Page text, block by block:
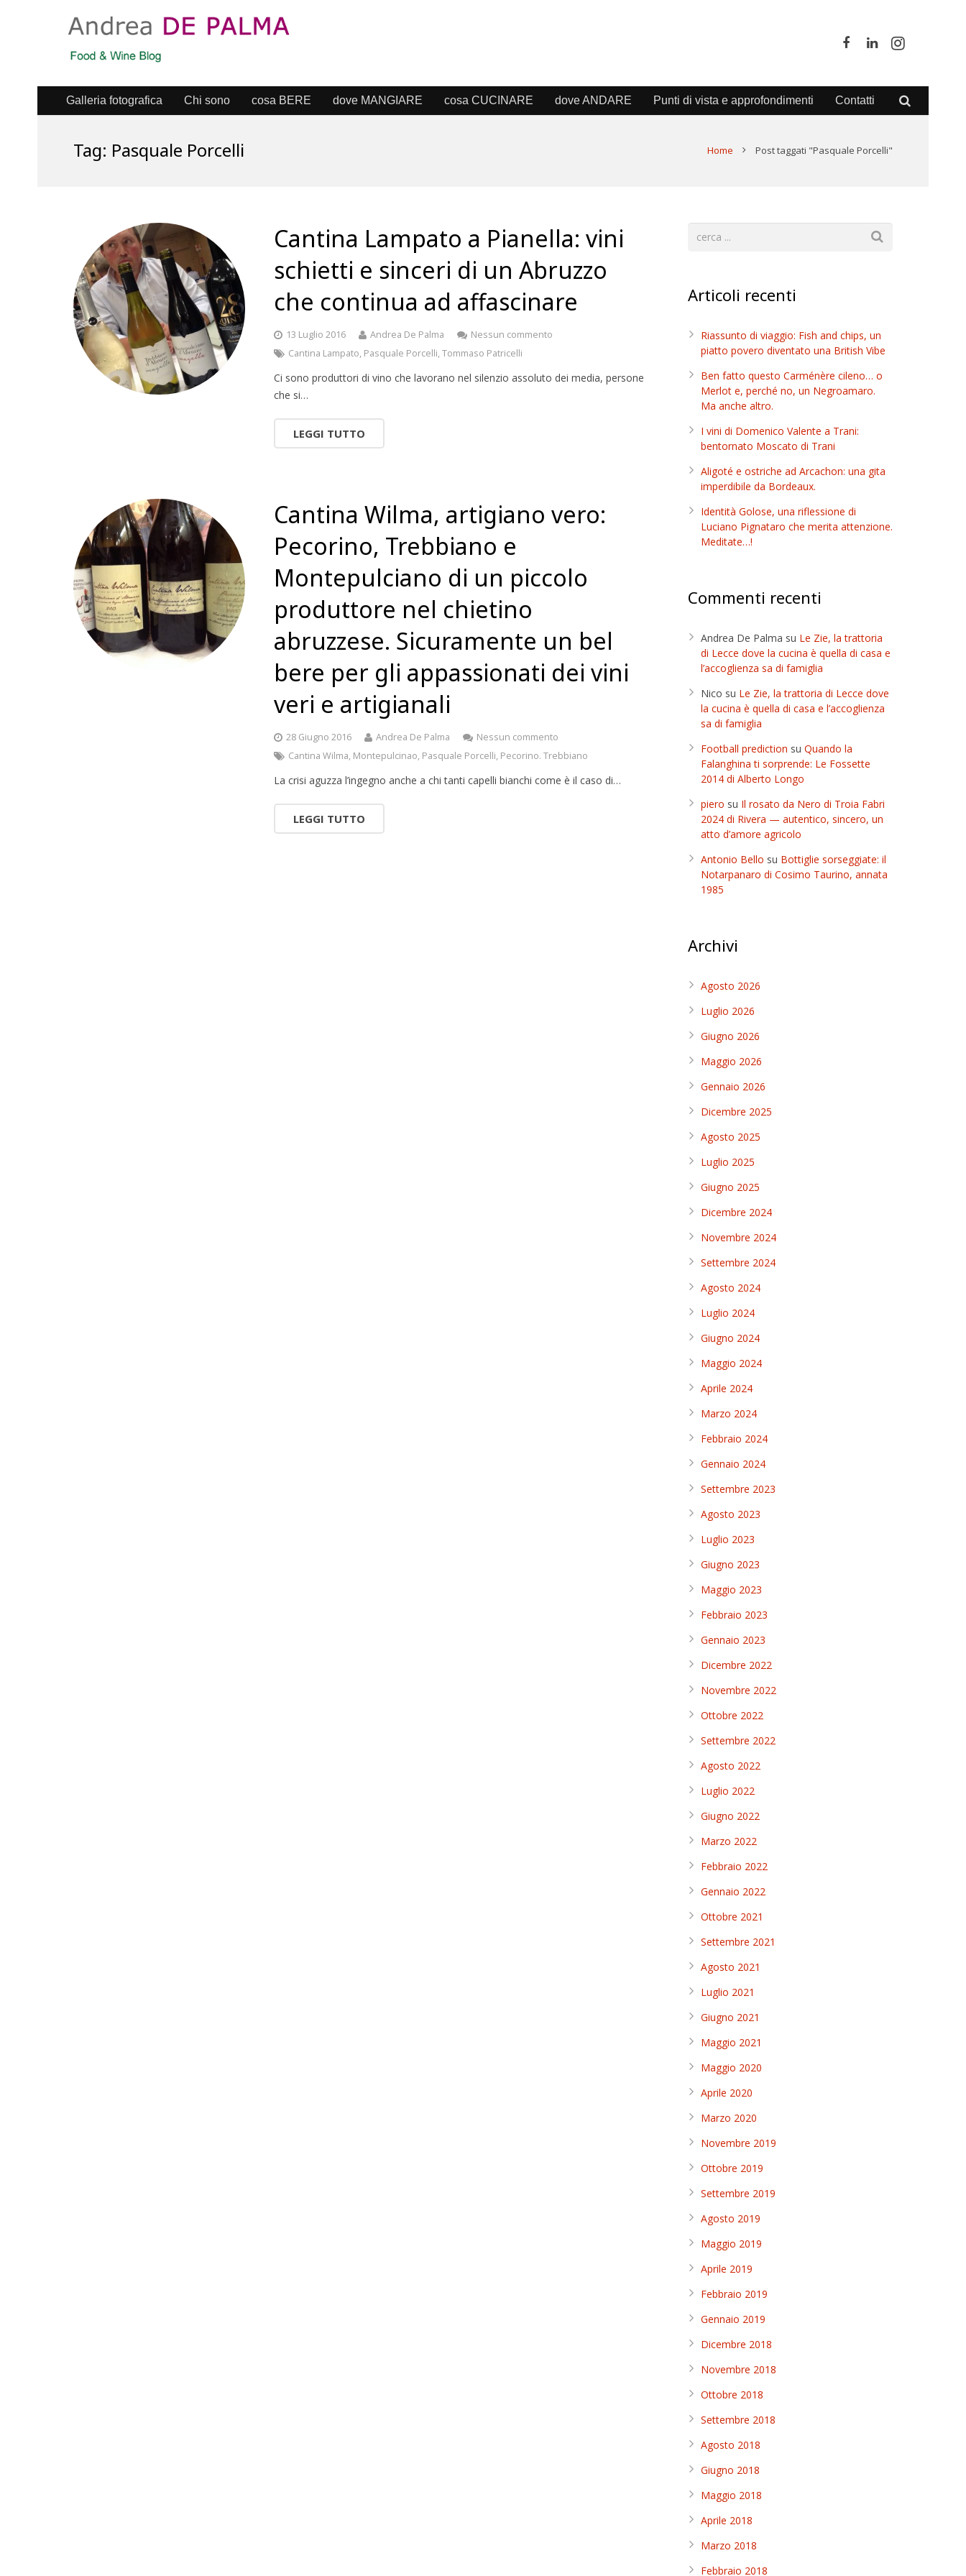
Galleria fotografica Chi sono cosa BERE dove MANGIARE cosa CUCINARE dove ANDARE Punti di vista e approfondimenti Contatti
Tag: Pasquale Porcelli Home Post taggati "Pasquale Porcelli"
Cantina Lampato a Pianella: vini
schietti e sinceri di un Abruzzo
che continua ad affascinare
13 Luglio 2016 Andrea De Palma
Nessun commento
Cantina Lampato, Pasquale Porcelli,Tommaso Patricelli
Ci sono produttori di vino che lavorano nel silenzio assoluto dei media, persone
che si…
LEGGI TUTTO
Cantina Wilma, artigiano vero:
Pecorino, Trebbiano e
Montepulciano di un piccolo
produttore nel chietino
abruzzese. Sicuramente un bel
bere per gli appassionati dei vini
veri e artigianali
28 Giugno 2016 Andrea De Palma
Nessun commento
Cantina Wilma, Montepulcinao, Pasquale Porcelli, Pecorino. Trebbiano
La crisi aguzza l’ingegno anche a chi tanti capelli bianchi come è il caso di…
LEGGI TUTTO
Articoli recenti
Riassunto di viaggio: Fish and chips, un
piatto povero diventato una British Vibe
Ben fatto questo Carménère cileno… o
Merlot e, perché no, un Negroamaro.
Ma anche altro.
I vini di Domenico Valente a Trani:
bentornato Moscato di Trani
Aligoté e ostriche ad Arcachon: una gita
imperdibile da Bordeaux.
Identità Golose, una riflessione di
Luciano Pignataro che merita attenzione.
Meditate…!
Commenti recenti
Andrea De Palma su Le Zie, la trattoria
di Lecce dove la cucina è quella di casa e
l’accoglienza sa di famiglia
Nico su Le Zie, la trattoria di Lecce dove
la cucina è quella di casa e l’accoglienza
sa di famiglia
Football prediction su Quando la
Falanghina ti sorprende: Le Fossette
2014 di Alberto Longo
piero su Il rosato da Nero di Troia Fabri
2024 di Rivera — autentico, sincero, un
atto d’amore agricolo
Antonio Bello su Bottiglie sorseggiate: il
Notarpanaro di Cosimo Taurino, annata
1985
Archivi
Agosto 2026
Luglio 2026
Giugno 2026
Maggio 2026
Gennaio 2026
Dicembre 2025
Agosto 2025
Luglio 2025
Giugno 2025
Dicembre 2024
Novembre 2024
Settembre 2024
Agosto 2024
Luglio 2024
Giugno 2024
Maggio 2024
Aprile 2024
Marzo 2024
Febbraio 2024
Gennaio 2024
Settembre 2023
Agosto 2023
Luglio 2023
Giugno 2023
Maggio 2023
Febbraio 2023
Gennaio 2023
Dicembre 2022
Novembre 2022
Ottobre 2022
Settembre 2022
Agosto 2022
Luglio 2022
Giugno 2022
Marzo 2022
Febbraio 2022
Gennaio 2022
Ottobre 2021
Settembre 2021
Agosto 2021
Luglio 2021
Giugno 2021
Maggio 2021
Maggio 2020
Aprile 2020
Marzo 2020
Novembre 2019
Ottobre 2019
Settembre 2019
Agosto 2019
Maggio 2019
Aprile 2019
Febbraio 2019
Gennaio 2019
Dicembre 2018
Novembre 2018
Ottobre 2018
Settembre 2018
Agosto 2018
Giugno 2018
Maggio 2018
Aprile 2018
Marzo 2018
Febbraio 2018